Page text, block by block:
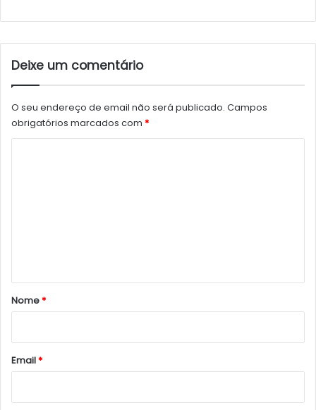
Deixe um comentário
O seu endereço de email não será publicado. Campos
obrigatórios marcados com *
r
*
Nome*
Email*